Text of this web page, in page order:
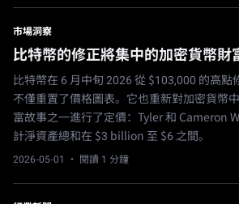
市場洞察
比特幣的修正將集中的加密貨幣財
比特幣在 6 月中旬 2026 從 $103,000 的高點
不僅重置了價格圖表。它也重新對加密貨幣
富故事之一進行了定價：Tyler 和 Cameron
計淨資產總和在 $3 billion 至 $6 之間。
2026-05-01 · 閱讀 1 分鐘